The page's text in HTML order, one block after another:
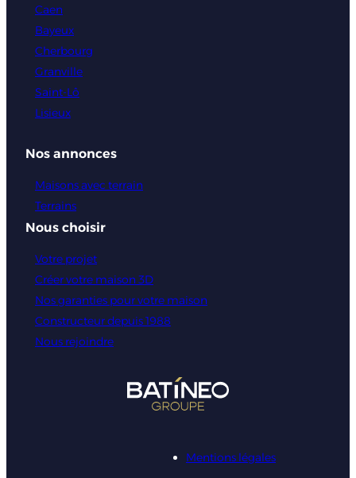
Caen
Bayeux
Cherbourg
Granville
Saint-Lô
Lisieux
Nos annonces
Maisons avec terrain
Terrains
Nous choisir
Votre projet
Créer votre maison 3D
Nos garanties pour votre maison
Constructeur depuis 1988
Nous rejoindre
Mentions légales